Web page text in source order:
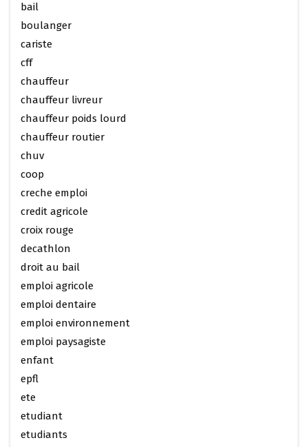
bail
boulanger
cariste
cff
chauffeur
chauffeur livreur
chauffeur poids lourd
chauffeur routier
chuv
coop
creche emploi
credit agricole
croix rouge
decathlon
droit au bail
emploi agricole
emploi dentaire
emploi environnement
emploi paysagiste
enfant
epfl
ete
etudiant
etudiants